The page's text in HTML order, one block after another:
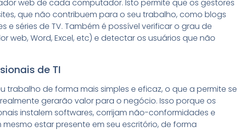
web de cada computador. Isto permite que os gestores
que não contribuem para o seu trabalho, como blogs
séries de TV. Também é possível verificar o grau de
Word, Excel, etc) e detectar os usuários que não
de TI
trabalho de forma mais simples e eficaz, o que a permite se
gerarão valor para o negócio. Isso porque os
instalem softwares, corrijam não-conformidades e
estar presente em seu escritório, de forma